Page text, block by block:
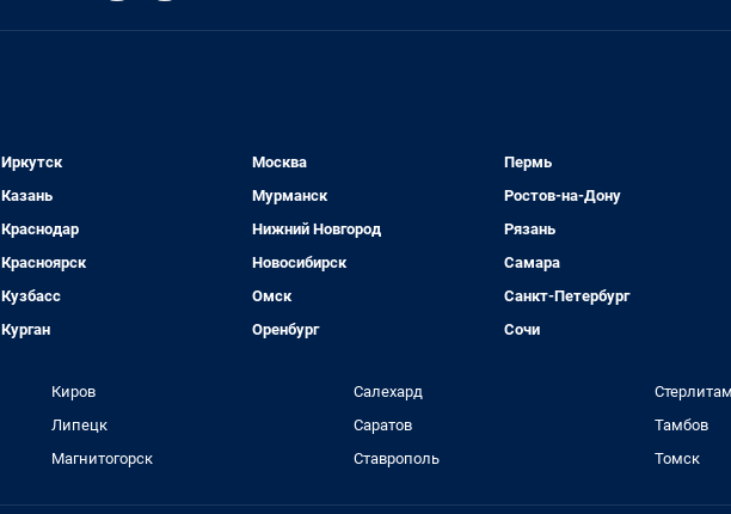
Иркутск
Казань
Краснодар
Красноярск
Кузбасс
Курган
Москва
Мурманск
Нижний Новгород
Новосибирск
Омск
Оренбург
Пермь
Ростов-на-Дону
Рязань
Самара
Санкт-Петербург
Сочи
Киров
Липецк
Магнитогорск
Салехард
Саратов
Ставрополь
Тамбов
Томск